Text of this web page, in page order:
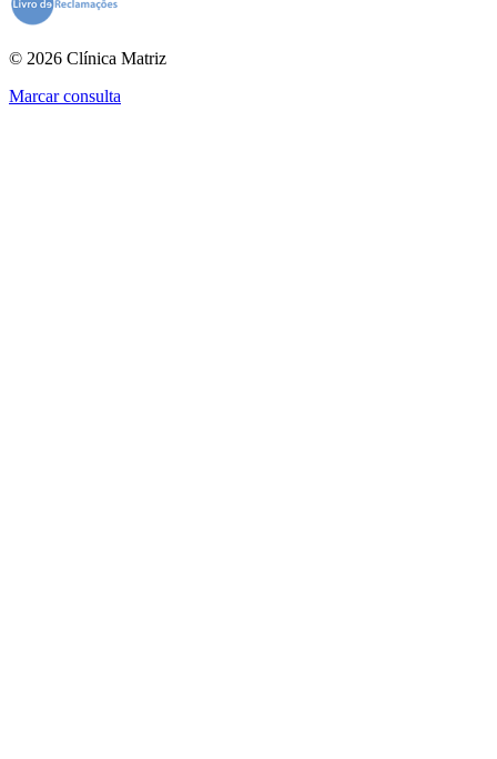
© 2026 Clínica Matriz
Marcar consulta